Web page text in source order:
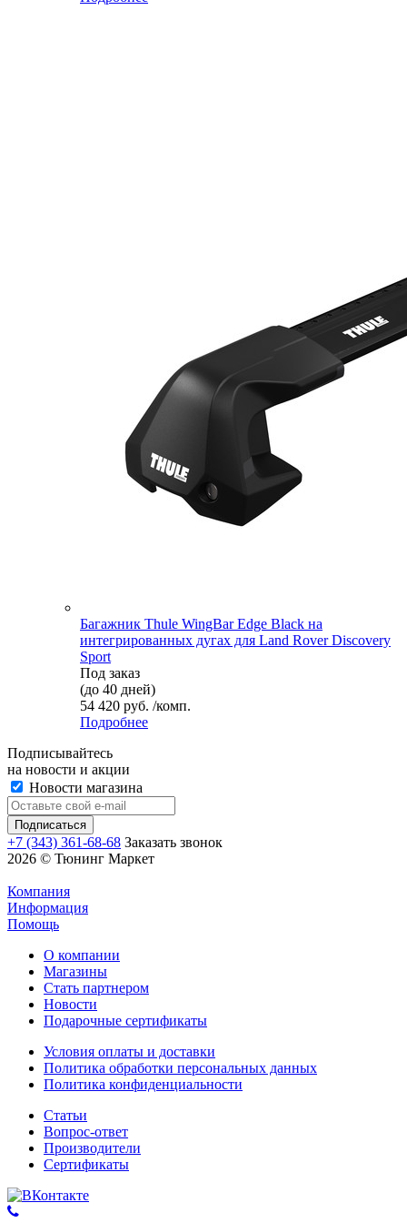
Багажник Thule WingBar Edge Black на
интегрированных дугах для Land Rover Discovery
Sport
Под заказ
(до 40 дней)
54 420 руб. /комп.
Подробнее
Подписывайтесь
на новости и акции
Новости магазина
+7 (343) 361-68-68 Заказать звонок
2026 © Тюнинг Маркет
Компания
Информация
Помощь
О компании
Магазины
Стать партнером
Новости
Подарочные сертификаты
Условия оплаты и доставки
Политика обработки персональных данных
Политика конфиденциальности
Статьи
Вопрос-ответ
Производители
Сертификаты